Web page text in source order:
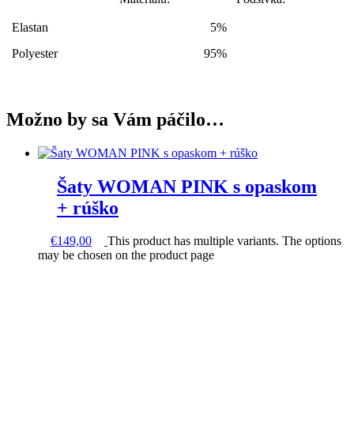
Elastan
5%
Polyester
95%
Možno by sa Vám páčilo…
Šaty WOMAN PINK s opaskom
+ rúško
€149,00
This product has multiple variants. The options
may be chosen on the product page